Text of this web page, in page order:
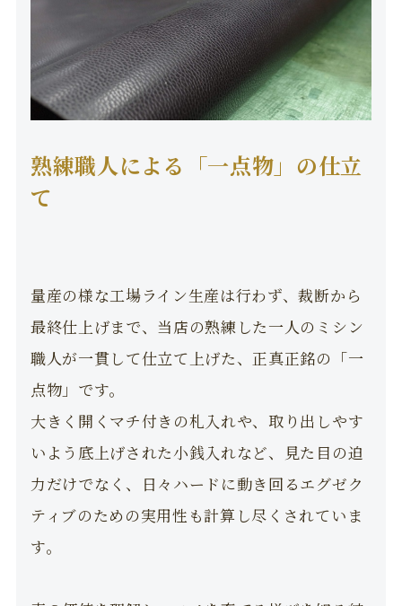
熟練職人による「一点物」の仕立
て
量産の様な工場ライン生産は行わず、裁断から
最終仕上げまで、当店の熟練した一人のミシン
職人が一貫して仕立て上げた、正真正銘の「一
点物」です。
大きく開くマチ付きの札入れや、取り出しやす
いよう底上げされた小銭入れなど、見た目の迫
力だけでなく、日々ハードに動き回るエグゼク
ティブのための実用性も計算し尽くされていま
す。